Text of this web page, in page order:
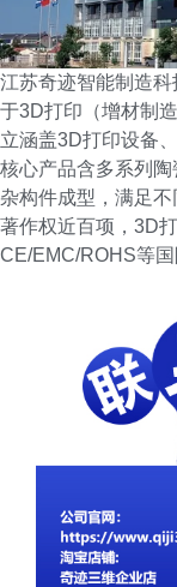
江苏奇迹智能制造
于3D打印（增材制
立涵盖3D打印设备
核心产品含多系列
杂构件成型，满足
著作权近百项，3D
CE/EMC/ROHS等国